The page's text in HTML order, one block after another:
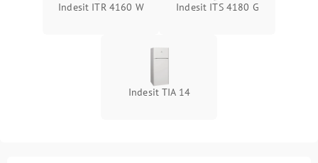
Indesit ITR 4160 W Indesit ITS 4180 G
Indesit TIA 14